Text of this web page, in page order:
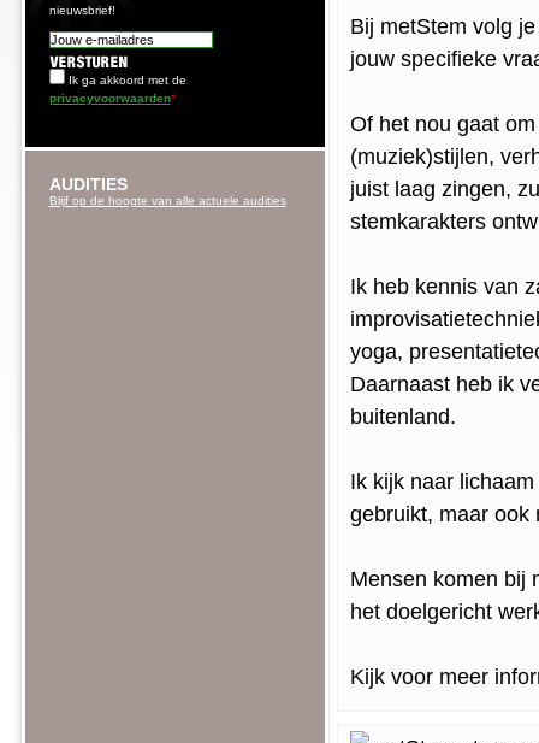
nieuwsbrief!
Ik ga akkoord met de
privacyvoorwaarden*
AUDITIES
Blijf op de hoogte van alle actuele audities
Bij metStem volg
jouw specifieke
Of het nou gaat
(muziek)stijlen,
juist laag zingen,
stemkarakters
Ik heb kennis van
yoga,
Daarnaast heb ik
buitenland.
Ik kijk naar
gebruikt, maar ook
Mensen komen bij
het doelgericht
Kijk voor meer